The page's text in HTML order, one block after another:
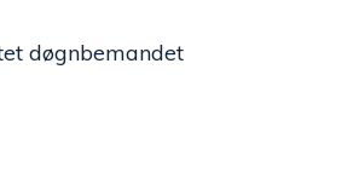
døgnbemandet